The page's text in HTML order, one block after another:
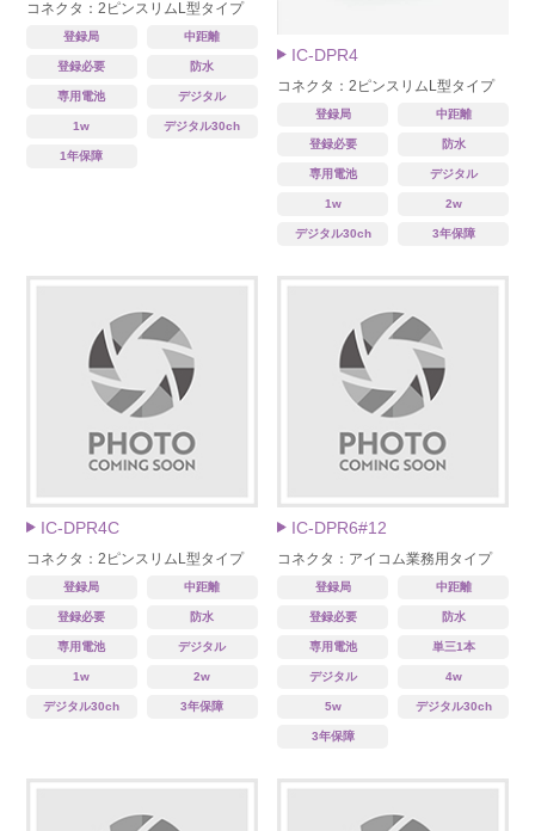
コネクタ：2ピンスリムL型タイプ
登録局 中距離
登録必要 防水
専用電池 デジタル
1w デジタル30ch
1年保障
IC-DPR4
コネクタ：2ピンスリムL型タイプ
登録局 中距離
登録必要 防水
専用電池 デジタル
1w 2w
デジタル30ch 3年保障
IC-DPR4C
コネクタ：2ピンスリムL型タイプ
登録局 中距離
登録必要 防水
専用電池 デジタル
1w 2w
デジタル30ch 3年保障
IC-DPR6#12
コネクタ：アイコム業務用タイプ
登録局 中距離
登録必要 防水
専用電池 単三1本
デジタル 4w
5w デジタル30ch
3年保障